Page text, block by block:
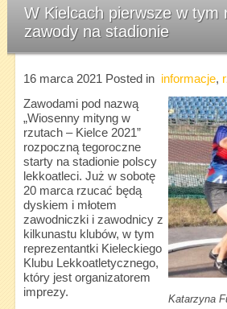
W Kielcach pierwsze w tym
zawody na stadionie
16 marca 2021 Posted in informacje,
Katarzyna
Zawodami pod nazwą
„Wiosenny mityng w
rzutach – Kielce 2021”
rozpoczną tegoroczne
starty na stadionie polscy
lekkoatleci. Już w sobotę
20 marca rzucać będą
dyskiem i młotem
zawodniczki i zawodnicy z
kilkunastu klubów, w tym
reprezentantki Kieleckiego
Klubu Lekkoatletycznego,
który jest organizatorem
imprezy.